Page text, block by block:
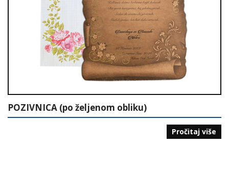
POZIVNICA (po željenom obliku)
Pročitaj više